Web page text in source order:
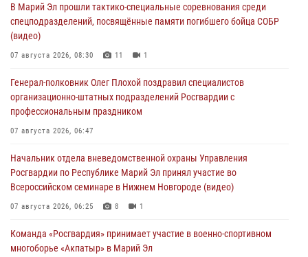
В Марий Эл прошли тактико-специальные соревнования среди
спецподразделений, посвящённые памяти погибшего бойца СОБР
(видео)
07 августа 2026, 08:30 11 1
Генерал-полковник Олег Плохой поздравил специалистов
организационно-штатных подразделений Росгвардии с
профессиональным праздником
07 августа 2026, 06:47
Начальник отдела вневедомственной охраны Управления
Росгвардии по Республике Марий Эл принял участие во
Всероссийском семинаре в Нижнем Новгороде (видео)
07 августа 2026, 06:25 8 1
Команда «Росгвардия» принимает участие в военно-спортивном
многоборье «Акпатыр» в Марий Эл